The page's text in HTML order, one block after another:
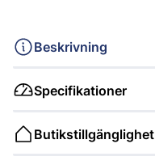
Beskrivning
Specifikationer
Butikstillgänglighet